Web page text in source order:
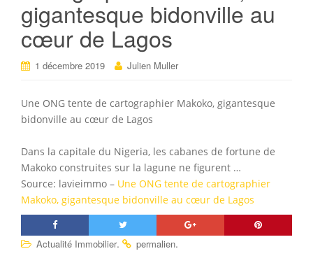
gigantesque bidonville au
cœur de Lagos
1 décembre 2019 Julien Muller
Une ONG tente de cartographier Makoko, gigantesque
bidonville au cœur de Lagos
Dans la capitale du Nigeria, les cabanes de fortune de
Makoko construites sur la lagune ne figurent …
Source: lavieimmo – Une ONG tente de cartographier
Makoko, gigantesque bidonville au cœur de Lagos
Actualité Immobilier. permalien.